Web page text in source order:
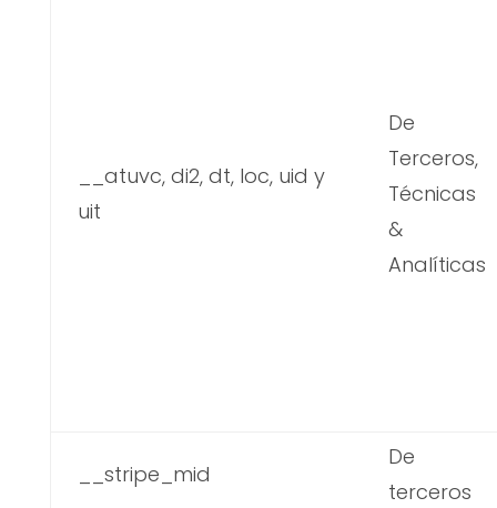
__atuvc, di2, dt, loc, uid y
uit
De
Terceros,
Técnicas
&
Analíticas
__stripe_mid
De
terceros